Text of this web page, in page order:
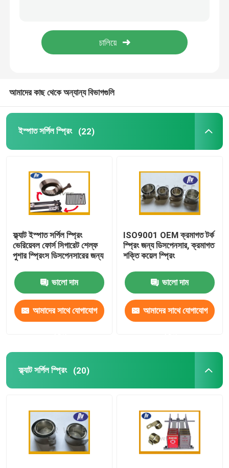
স্টেইনলেস স্টিল গ্যাস স্ট্রটস
ক্ষুদ্রাকৃতি গ্যাস স্প্রিং
হেলিকাল টর্জন স্প্রিং
সামঞ্জস্যযোগ্য গ্যাস স্ট্রটস
লকযোগ্য গ্যাস স্ট্রুট
আমাদের কাছ থেকে অন্যান্য বিভাগগুলি
ইস্পাত সর্পিল স্প্রিং (22)
ফ্ল্যাট ইস্পাত সর্পিল স্প্রিং
ভেরিয়েবল ফোর্স সিগারেট শেল্ফ
পুশার স্প্রিংস ডিসপেনসারের জন্য
ভালো দাম
আমাদের সাথে যোগাযোগ
ISO9001 OEM ক্রমাগত টর্ক
স্প্রিং জন্য ডিসপেনসার, ক্রমাগত
শক্তি কয়েল স্প্রিং
ভালো দাম
আমাদের সাথে যোগাযোগ
ফ্ল্যাট সর্পিল স্প্রিং (20)